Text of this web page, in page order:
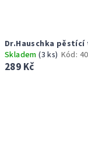
Dr.Hauschka
Skladem(3 ks) Kód:
289 Kč